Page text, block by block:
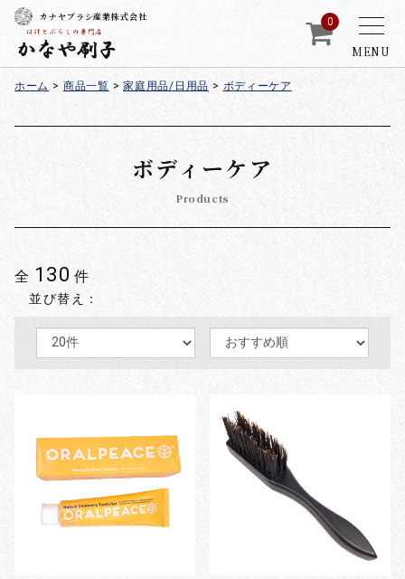
MENU
カナヤブラシ産業株式会社 0
ホーム > 商品一覧 > 家庭用品/日用品 > ボディーケア
ボディーケア
Products
全 130 件
並び替え：